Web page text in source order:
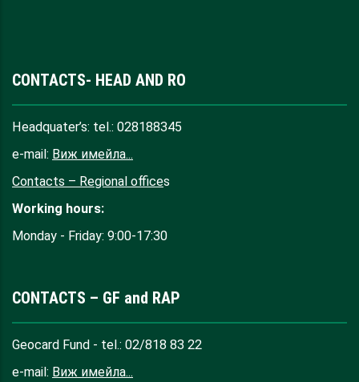
CONTACTS- HEAD AND RO
Headquater’s: tel.: 028188345
e-mail: Виж имейла...
Contacts – Regional offices
Working hours:
Monday - Friday: 9:00-17:30
CONTACTS – GF and RAP
Geocard Fund - tel.: 02/818 83 22
e-mail: Виж имейла...